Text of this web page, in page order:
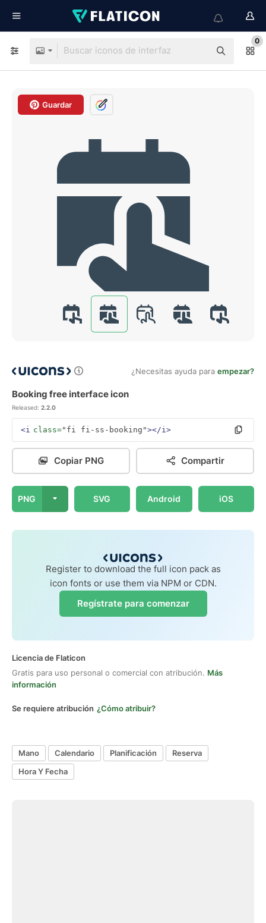
0
Guardar
¿Necesitas ayuda para empezar?
Booking free interface icon
Released: 2.2.0
<i class="fi fi-ss-booking"></i>
Copiar PNG Compartir
PNG SVG Android iOS
Register to download the full icon pack as
icon fonts or use them via NPM or CDN.
Regístrate para comenzar
Licencia de Flaticon
Gratis para uso personal o comercial con atribución. Más
información
Se requiere atribución ¿Cómo atribuir?
Mano Calendario Planificación
Reserva
Hora Y Fecha